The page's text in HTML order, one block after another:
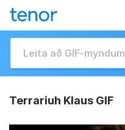
Terrariuh Klaus GIF